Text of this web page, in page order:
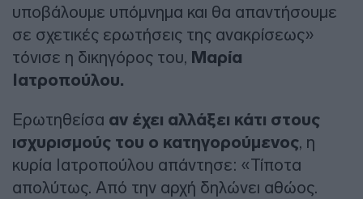
υποβάλουμε υπόμνημα και θα απαντήσουμε
σε σχετικές ερωτήσεις της ανακρίσεως»
τόνισε η δικηγόρος του, Μαρία
Ιατροπούλου.
Ερωτηθείσα αν έχει αλλάξει κάτι στους
ισχυρισμούς του ο κατηγορούμενος, η
κυρία Ιατροπούλου απάντησε: «Τίποτα
απολύτως. Από την αρχή δηλώνει αθώος.